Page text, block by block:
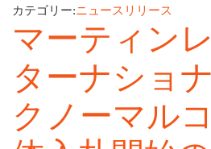
カテゴリー:ニュースリリース
マーティン
ターナショ
クノーマル